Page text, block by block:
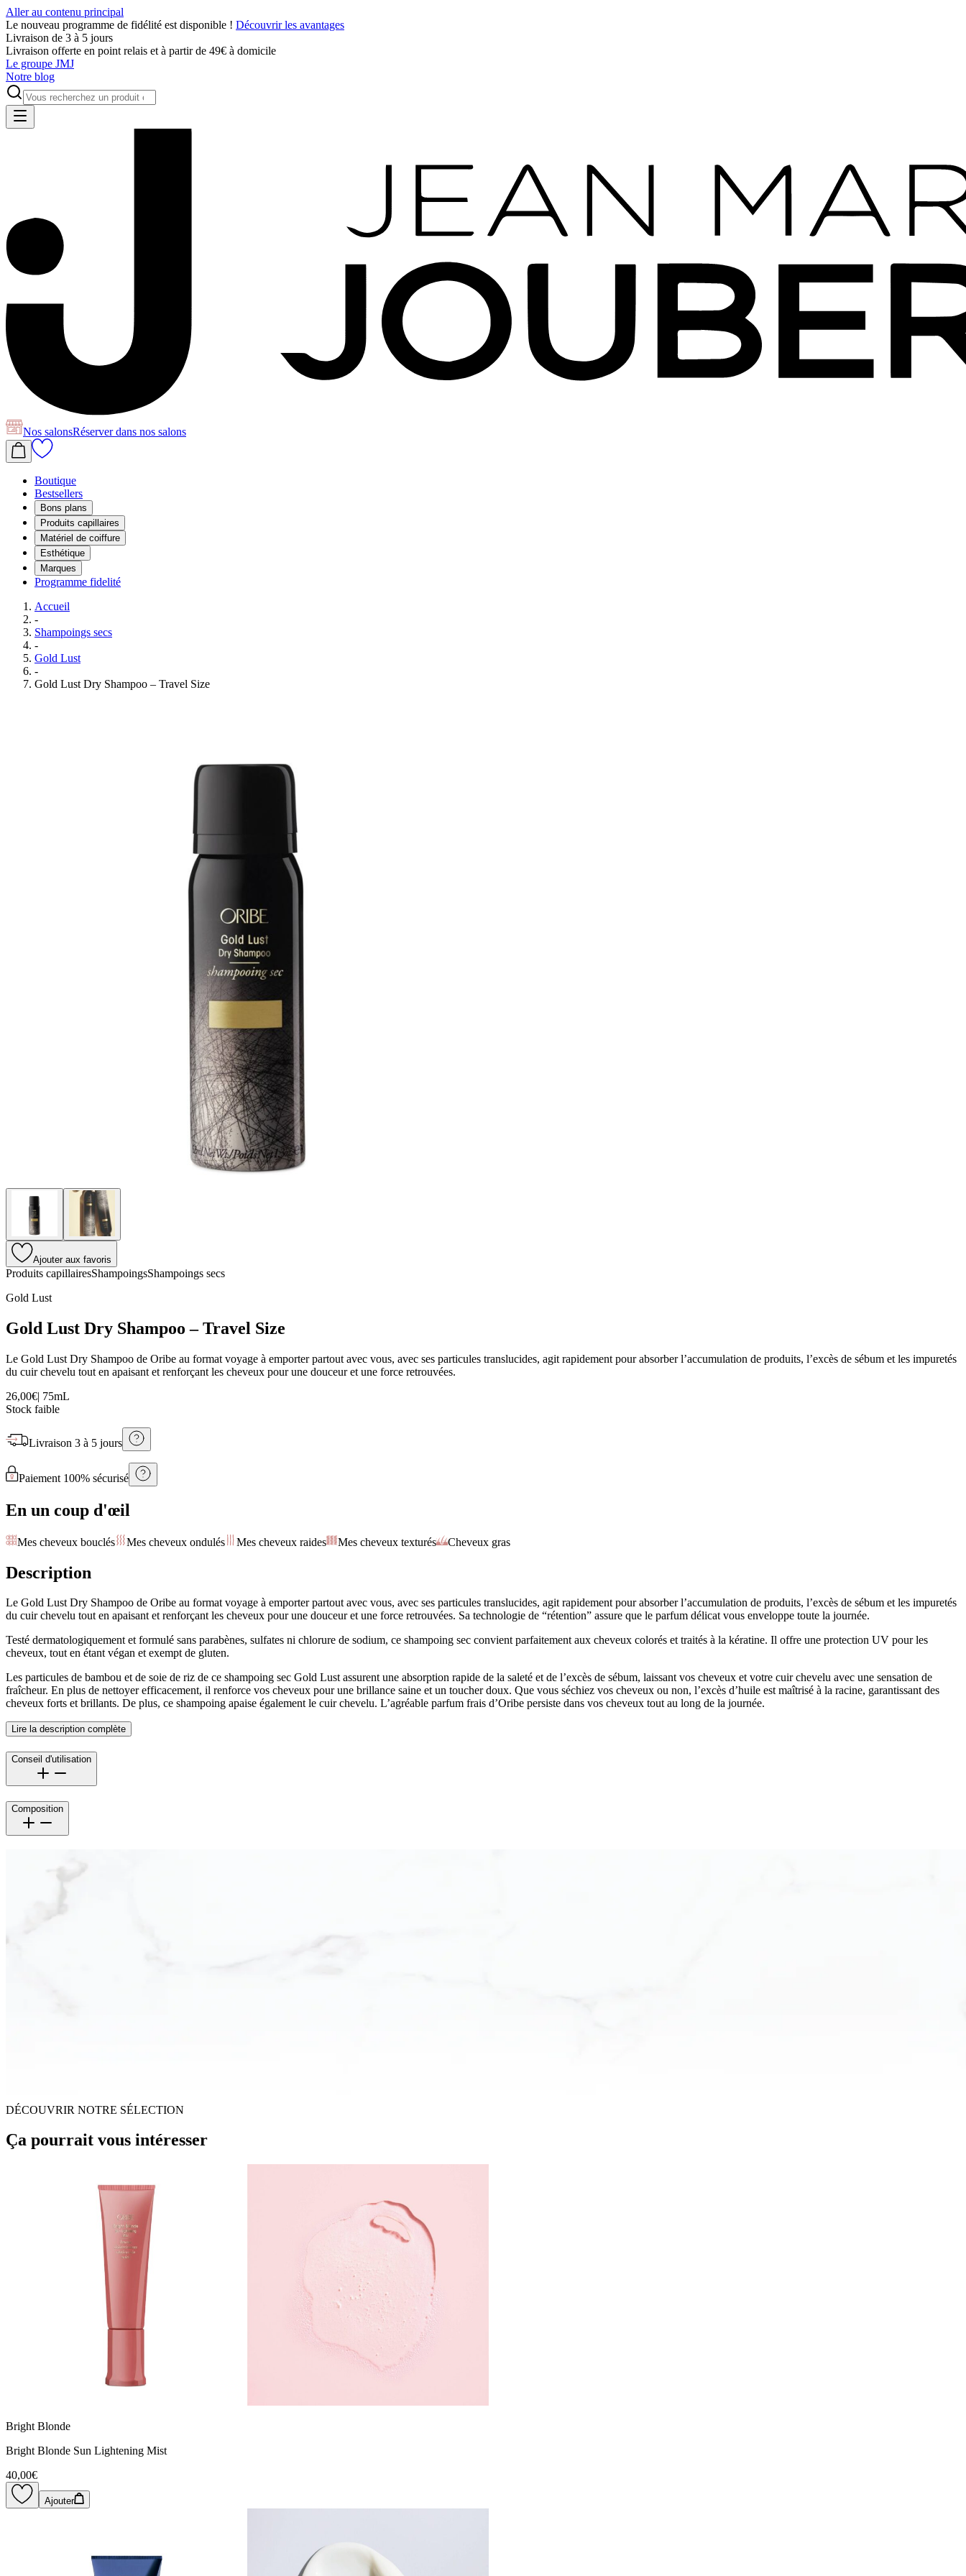
Aller au contenu principal
Le nouveau programme de fidélité est disponible ! Découvrir les avantages
Livraison de 3 à 5 jours
Livraison offerte en point relais et à partir de 49€ à domicile
Le groupe JMJ
Notre blog
Nos salonsRéserverdans nos salons
Boutique
Bestsellers
Bons plans
Produits capillaires
Matériel de coiffure
Esthétique
Marques
Programme fidelité
Accueil
-
Shampoings secs
-
Gold Lust
-
Gold Lust Dry Shampoo – Travel Size
Ajouter aux favoris
Produits capillairesShampoingsShampoings secs
Gold Lust
Gold Lust Dry Shampoo – Travel Size
Le Gold Lust Dry Shampoo de Oribe au format voyage à emporter partout avec vous, avec ses particules translucides, agit rapidement pour absorber l’accumulation de produits, l’excès de sébum et les impuretés
du cuir chevelu tout en apaisant et renforçant les cheveux pour une douceur et une force retrouvées.
26,00€| 75mL
Stock faible
Livraison 3 à 5 jours
Paiement 100% sécurisé
En un coup d'œil
Mes cheveux bouclés Mes cheveux ondulés Mes cheveux raides Mes cheveux texturés Cheveux gras
Description
Le Gold Lust Dry Shampoo de Oribe au format voyage à emporter partout avec vous, avec ses particules translucides, agit rapidement pour absorber l’accumulation de produits, l’excès de sébum et les impuretés
du cuir chevelu tout en apaisant et renforçant les cheveux pour une douceur et une force retrouvées. Sa technologie de “rétention” assure que le parfum délicat vous enveloppe toute la journée.
Testé dermatologiquement et formulé sans parabènes, sulfates ni chlorure de sodium, ce shampoing sec convient parfaitement aux cheveux colorés et traités à la kératine. Il offre une protection UV pour les
cheveux, tout en étant végan et exempt de gluten.
Les particules de bambou et de soie de riz de ce shampoing sec Gold Lust assurent une absorption rapide de la saleté et de l’excès de sébum, laissant vos cheveux et votre cuir chevelu avec une sensation de
fraîcheur. En plus de nettoyer efficacement, il renforce vos cheveux pour une brillance saine et un toucher doux. Que vous séchiez vos cheveux ou non, l’excès d’huile est maîtrisé à la racine, garantissant des
cheveux forts et brillants. De plus, ce shampoing apaise également le cuir chevelu. L’agréable parfum frais d’Oribe persiste dans vos cheveux tout au long de la journée.
Lire la description complète
Conseil d'utilisation
Composition
DÉCOUVRIR NOTRE SÉLECTION
Ça pourrait vous intéresser
Bright Blonde
Bright Blonde Sun Lightening Mist
40,00€
Ajouter